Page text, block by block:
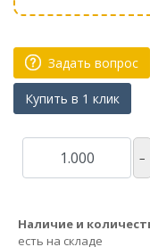
Задать вопрос
Купить в 1 клик
–
Наличие и
есть на складе